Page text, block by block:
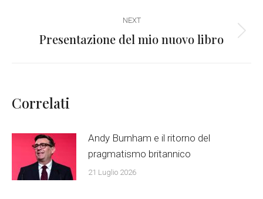
NEXT
Next
Presentazione del mio nuovo libro
Correlati
Andy Burnham e il ritorno del
pragmatismo britannico
21 Luglio 2026